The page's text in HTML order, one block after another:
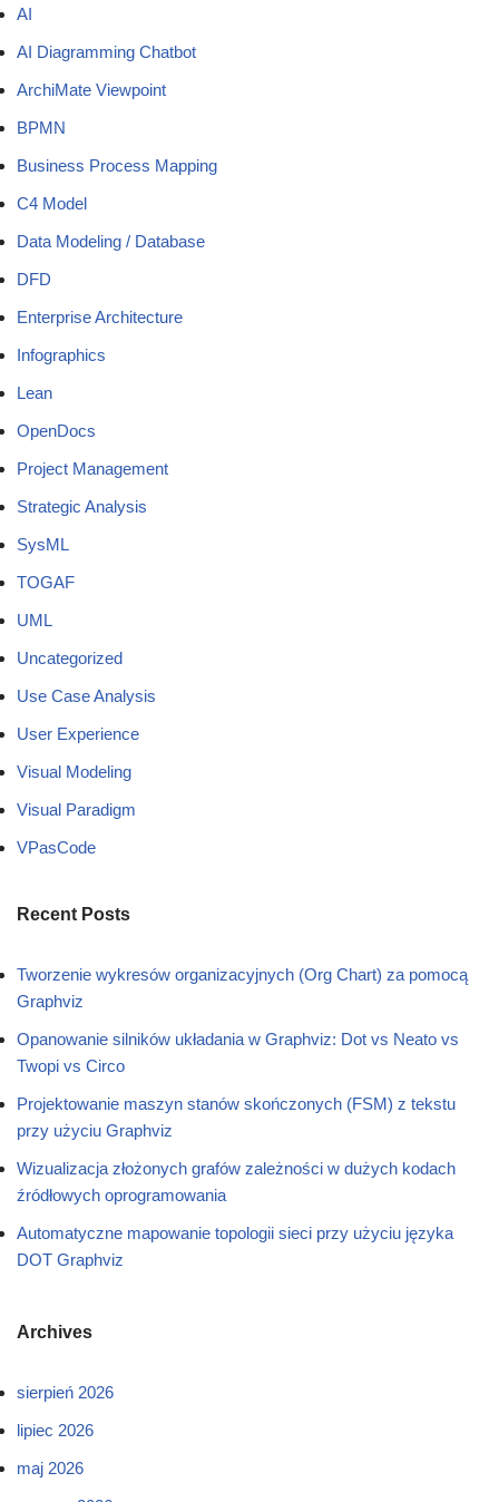
AI
AI Diagramming Chatbot
ArchiMate Viewpoint
BPMN
Business Process Mapping
C4 Model
Data Modeling / Database
DFD
Enterprise Architecture
Infographics
Lean
OpenDocs
Project Management
Strategic Analysis
SysML
TOGAF
UML
Uncategorized
Use Case Analysis
User Experience
Visual Modeling
Visual Paradigm
VPasCode
Recent Posts
Tworzenie wykresów organizacyjnych (Org Chart) za pomocą
Graphviz
Opanowanie silników układania w Graphviz: Dot vs Neato vs
Twopi vs Circo
Projektowanie maszyn stanów skończonych (FSM) z tekstu
przy użyciu Graphviz
Wizualizacja złożonych grafów zależności w dużych kodach
źródłowych oprogramowania
Automatyczne mapowanie topologii sieci przy użyciu języka
DOT Graphviz
Archives
sierpień 2026
lipiec 2026
maj 2026